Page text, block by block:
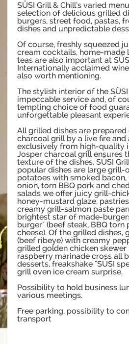
SÜSI Grill & Chill’s varied
selection of delicious grilled
burgers, street food, pastas,
dishes and unpredictable
Of course, freshly squeezed
cream cocktails, home-made
teas are also important at
Internationally acclaimed
also worth mentioning.
The stylish interior of the
impeccable service and, of
tempting choice of food
unforgettable pleasant
All grilled dishes are prepared
charcoal grill by a live fire and
exclusively from high-quality
Josper charcoal grill ensures
texture of the dishes. SÜSI
popular dishes are large grill-
potatoes with smoked
onion, torn BBQ pork and
salads we offer juicy grill-
honey-mustard glaze,
creamy grill-salmon paste
brightest star of made-
burger" (beef steak, BBQ torn
cheese). Of the grilled dishes,
(beef ribeye) with creamy
grilled golden chicken skewer
raspberry marinade cross all
desserts, freakshake "SÜSI
grill oven ice cream surprise.
Possibility to hold business
various meetings.
Free parking, possibility to
transport